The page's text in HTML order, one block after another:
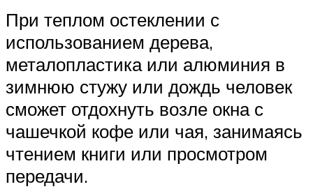
При теплом остеклении с
использованием дерева,
металопластика или алюминия в
зимнюю стужу или дождь человек
сможет отдохнуть возле окна с
чашечкой кофе или чая, занимаясь
чтением книги или просмотром
передачи.